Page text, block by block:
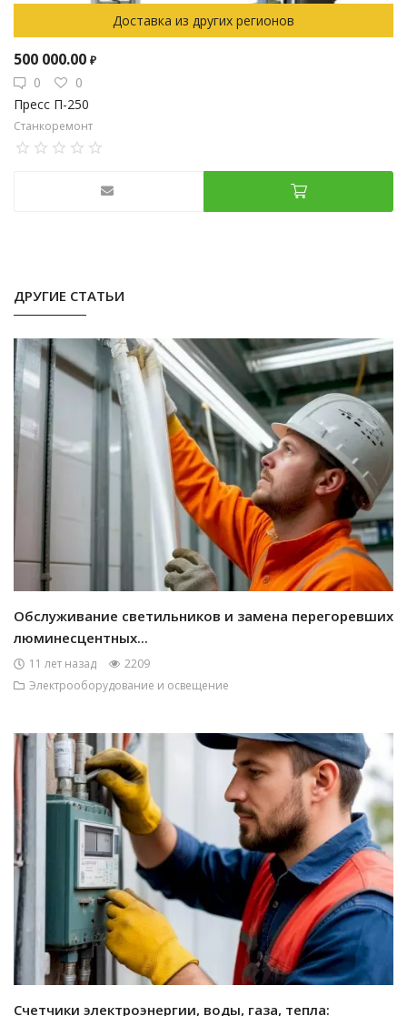
Доставка из других регионов
500 000.00 ₽
0
0
Пресс П-250
Станкоремонт
ДРУГИЕ СТАТЬИ
Обслуживание светильников и замена перегоревших
люминесцентных...
11 лет назад
2209
Электрооборудование и освещение
Счетчики электроэнергии, воды, газа, тепла: